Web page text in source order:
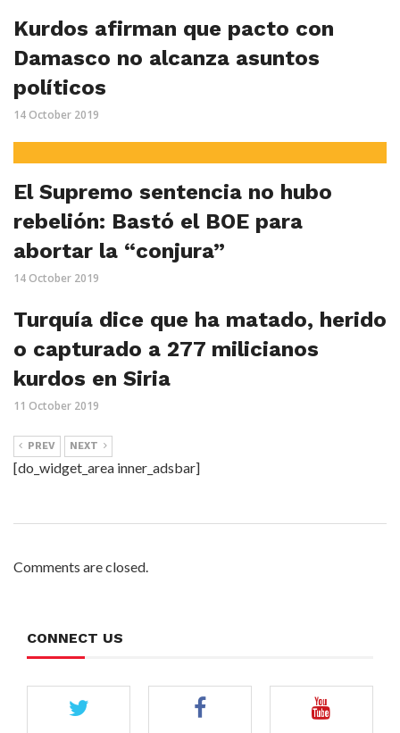
Kurdos afirman que pacto con
Damasco no alcanza asuntos
políticos
14 October 2019
El Supremo sentencia no hubo
rebelión: Bastó el BOE para
abortar la “conjura”
14 October 2019
Turquía dice que ha matado, herido
o capturado a 277 milicianos
kurdos en Siria
11 October 2019
PREV NEXT
[do_widget_area inner_adsbar]
Comments are closed.
CONNECT US